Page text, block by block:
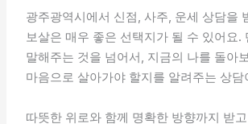
광주광역시에서 신점, 사주, 운세 상담을
보살은 매우 좋은 선택지가 될 수 있어요.
말해주는 것을 넘어서, 지금의 나를 돌아
마음으로 살아가야 할지를 알려주는 상담
따뜻한 위로와 함께 명확한 방향까지 받